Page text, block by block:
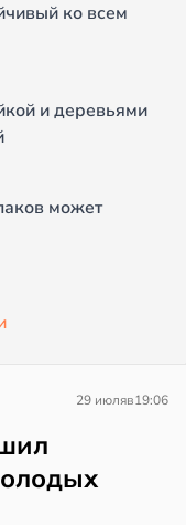
ко всем
и деревьями
может
29 июляв19:06